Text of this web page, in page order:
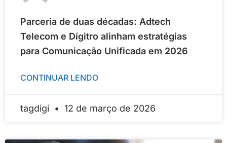
Parceria de duas décadas: Adtech
Telecom e Dígitro alinham estratégias
para Comunicação Unificada em 2026
CONTINUAR LENDO
tagdigi 12 de março de 2026